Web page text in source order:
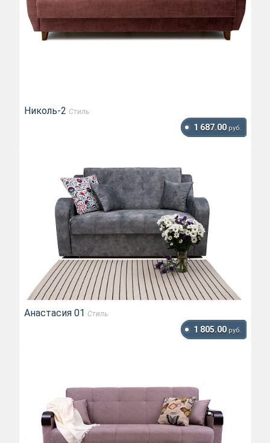
Николь-2 Стиль
1 687.00 руб.
Анастасия 01 Стиль
1 805.00 руб.